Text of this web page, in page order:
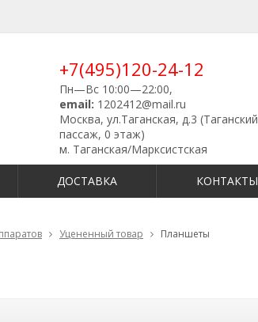
+7(495)120-24-12
Пн—Вс 10:00—22:00,
email: 1202412@mail.ru
Москва, ул.Таганская, д.3 (Таганский
пассаж, 0 этаж)
м. Таганская/Марксистская
ДОСТАВКА КОНТАКТЫ
Уцененный товар Планшеты